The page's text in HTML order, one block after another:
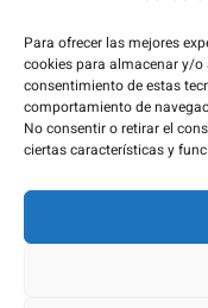
Para ofrecer las mejores
cookies para almacenar y/
consentimiento de estas
comportamiento de
No consentir o retirar el
ciertas características y
de 25 de octubre, por el
comunidades
ayudas para la
transporte de viajeros
carretera y de empresas
de mercancías por
Recuperación,